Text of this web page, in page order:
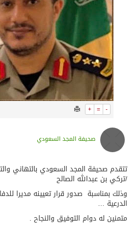
المحكمة العليا غدٍ الخميس هو
+ = -
صحيفة المجد السعودي
تتقدم صحيفة المجد السعودي بالتهاني
/تركي بن عبدالله الصالح
وذلك بمناسبة صدور قرار تعيينه مديرا
الدرعية …
متمنين له دوام التوفيق والنجاح .